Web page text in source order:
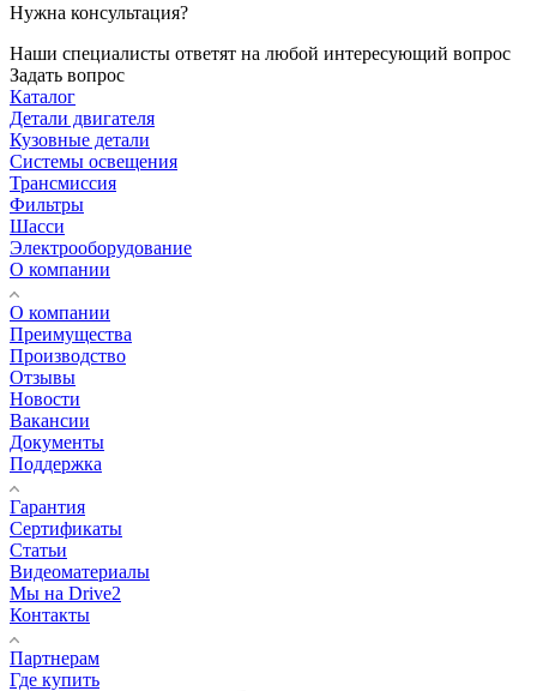
Нужна консультация?
Наши специалисты ответят на любой интересующий вопрос
Задать вопрос
Каталог
Детали двигателя
Кузовные детали
Системы освещения
Трансмиссия
Фильтры
Шасси
Электрооборудование
О компании
О компании
Преимущества
Производство
Отзывы
Новости
Вакансии
Документы
Поддержка
Гарантия
Сертификаты
Статьи
Видеоматериалы
Мы на Drive2
Контакты
Партнерам
Где купить